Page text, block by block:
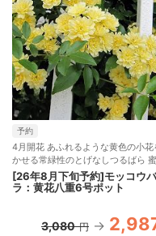
予約
4月開花 あふれるような黄色の小花
かせる常緑性のとげなしつるばら
物
[26年8月下旬予約]モッコウバ
ラ：黄花八重6号ポット
3,080 円